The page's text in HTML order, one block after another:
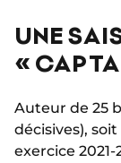
UNE
«
Auteur de 25
décisives),
exercice